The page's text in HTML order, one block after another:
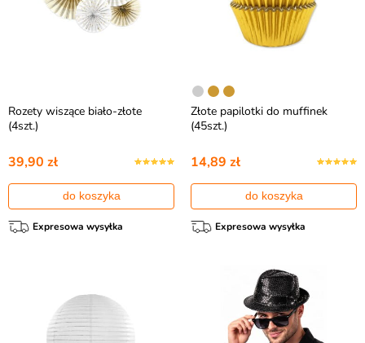
Rozety wiszące biało-złote
(4szt.)
39,90 zł
do koszyka
Expresowa wysyłka
Złote papilotki do muffinek
(45szt.)
14,89 zł
do koszyka
Expresowa wysyłka